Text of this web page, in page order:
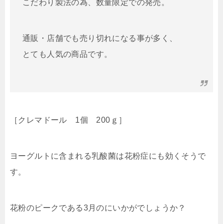
こだわり製法の為、数量限定での発売。
通販・店舗でも売り切れになる事が多く、
とても人気の商品です。
［クレマドール 1個 200ｇ］
ヨーグルトに含まれる乳酸菌は花粉症にも効くそうで
す。
花粉のピークである3月のにいかがでしょうか？